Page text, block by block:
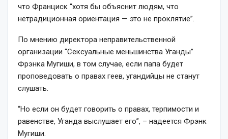
что Франциск “хотя бы объяснит людям, что
нетрадиционная ориентация — это не проклятие”.
По мнению директора неправительственной
организации “Сексуальные меньшинства Уганды”
Фрэнка Мугиши, в том случае, если папа будет
проповедовать о правах геев, угандийцы не станут
слушать.
“Но если он будет говорить о правах, терпимости и
равенстве, Уганда выслушает его”, – надеется Фрэнк
Мугиши.